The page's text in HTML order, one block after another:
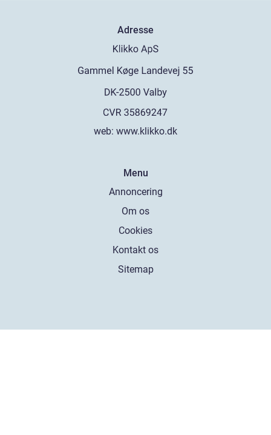
Adresse
web: www.klikko.dk
Menu
Annoncering
Om os
Cookies
Kontakt os
Sitemap